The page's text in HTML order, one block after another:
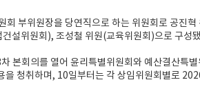
부위원장을 당연직으로 하는 위원회로 공진
설위원회), 조성철 위원(교육위원회)으로 구성
본회의를 열어 윤리특별위원회와 예산결산특
을 청취하며, 10일부터는 각 상임위원회별로